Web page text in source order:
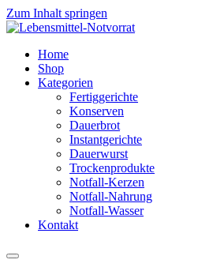
Zum Inhalt springen
Home
Shop
Kategorien
Fertiggerichte
Konserven
Dauerbrot
Instantgerichte
Dauerwurst
Trockenprodukte
Notfall-Kerzen
Notfall-Nahrung
Notfall-Wasser
Kontakt